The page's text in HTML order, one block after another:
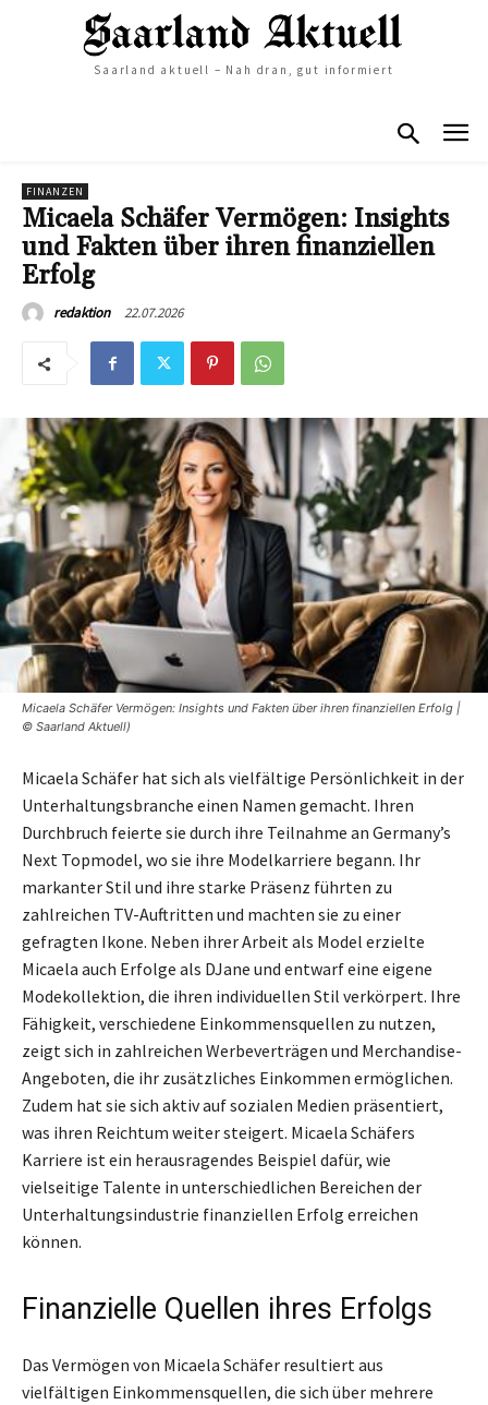
Saarland aktuell – Nah dran, gut informiert
FINANZEN
Micaela Schäfer Vermögen: Insights
und Fakten über ihren finanziellen
Erfolg
redaktion 22.07.2026
Micaela Schäfer Vermögen: Insights und Fakten über ihren finanziellen Erfolg |
© Saarland Aktuell)
Micaela Schäfer hat sich als vielfältige Persönlichkeit in der
Unterhaltungsbranche einen Namen gemacht. Ihren
Durchbruch feierte sie durch ihre Teilnahme an Germany’s
Next Topmodel, wo sie ihre Modelkarriere begann. Ihr
markanter Stil und ihre starke Präsenz führten zu
zahlreichen TV-Auftritten und machten sie zu einer
gefragten Ikone. Neben ihrer Arbeit als Model erzielte
Micaela auch Erfolge als DJane und entwarf eine eigene
Modekollektion, die ihren individuellen Stil verkörpert. Ihre
Fähigkeit, verschiedene Einkommensquellen zu nutzen,
zeigt sich in zahlreichen Werbeverträgen und Merchandise-
Angeboten, die ihr zusätzliches Einkommen ermöglichen.
Zudem hat sie sich aktiv auf sozialen Medien präsentiert,
was ihren Reichtum weiter steigert. Micaela Schäfers
Karriere ist ein herausragendes Beispiel dafür, wie
vielseitige Talente in unterschiedlichen Bereichen der
Unterhaltungsindustrie finanziellen Erfolg erreichen
können.
Finanzielle Quellen ihres Erfolgs
Das Vermögen von Micaela Schäfer resultiert aus
vielfältigen Einkommensquellen, die sich über mehrere